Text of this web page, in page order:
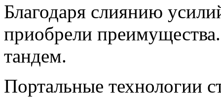
Благодаря слиянию
приобрели
тандем.
Портальные технологии